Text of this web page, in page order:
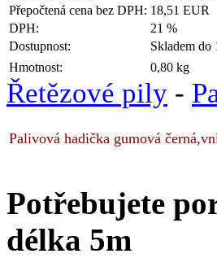
Přepočtená cena bez DPH: 18,51 EUR
DPH:
21 %
Dostupnost:
Skladem do
Hmotnost:
0,80 kg
Řetězové pily -
Palivová hadička gumová
Potřebujete
délka 5m